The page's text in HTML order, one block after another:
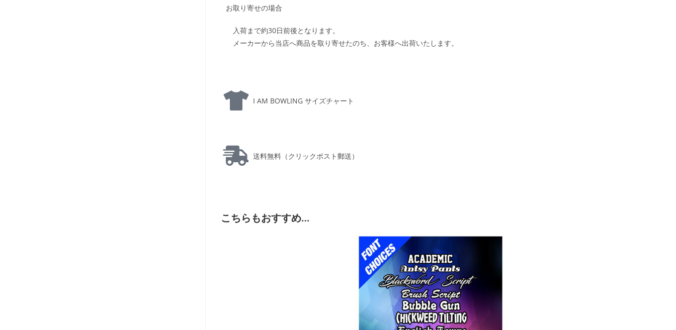
お取り寄せの場合
入荷まで約30日前後となります。
メーカーから当店へ商品を取り寄せたのち、お客様へ出荷いたします。
I AM BOWLING サイズチャート
送料無料（クリックポスト郵送）
こちらもおすすめ…